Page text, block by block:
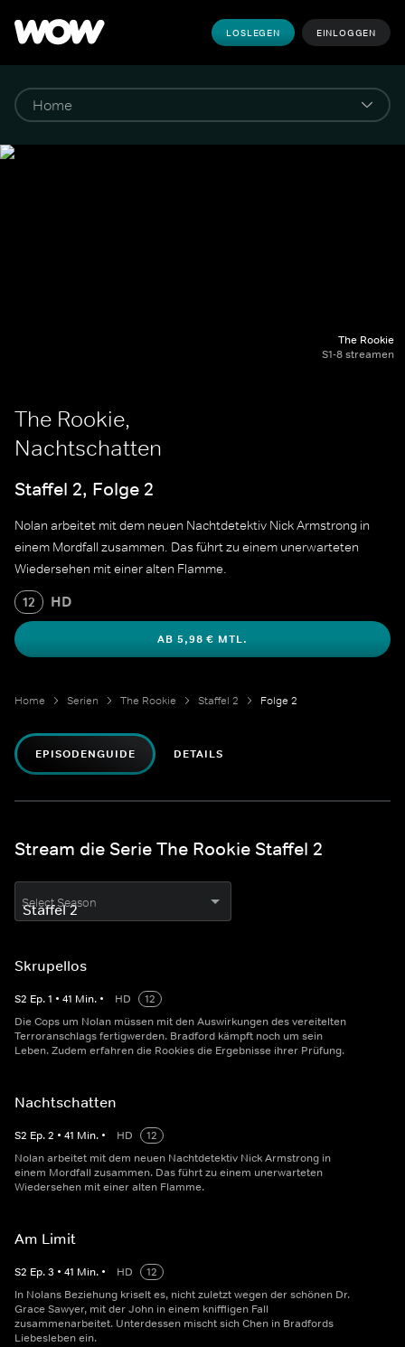
LOSLEGEN EINLOGGEN
The Rookie
S1-8 streamen
The Rookie,
Nachtschatten
Staffel 2, Folge 2
Nolan arbeitet mit dem neuen Nachtdetektiv Nick Armstrong in
einem Mordfall zusammen. Das führt zu einem unerwarteten
Wiedersehen mit einer alten Flamme.
12 HD
AB 5,98 € MTL.
Home Serien The Rookie Staffel 2 Folge 2
EPISODENGUIDE DETAILS
Stream die Serie The Rookie Staffel 2
Select Season
Skrupellos
S2 Ep.1 • 41 Min. • HD
12
Die Cops um Nolan müssen mit den Auswirkungen des vereitelten
Terroranschlags fertigwerden. Bradford kämpft noch um sein
Leben. Zudem erfahren die Rookies die Ergebnisse ihrer Prüfung.
Nachtschatten
S2 Ep.2 • 41 Min. • HD
12
Nolan arbeitet mit dem neuen Nachtdetektiv Nick Armstrong in
einem Mordfall zusammen. Das führt zu einem unerwarteten
Wiedersehen mit einer alten Flamme.
Am Limit
S2 Ep.3 • 41 Min. • HD
12
In Nolans Beziehung kriselt es, nicht zuletzt wegen der schönen Dr.
Grace Sawyer, mit der John in einem kniffligen Fall
zusammenarbeitet. Unterdessen mischt sich Chen in Bradfords
Liebesleben ein.